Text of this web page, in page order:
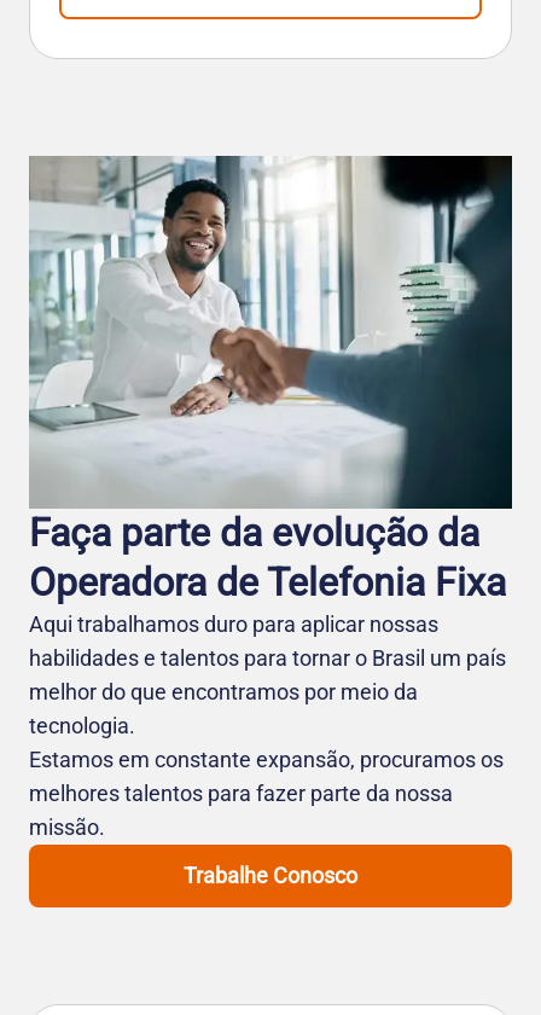
Faça parte da evolução da
Operadora de Telefo nia Fixa
Aqui trabalhamos duro para aplicar nossas
habilidades e talentos para tornar o Brasil um país
melhor do que encontramos por meio da
tecnologia.
Estamos em constante expansão, procuramos os
melhores talentos para fazer parte da nossa
missão.
Trabalhe Conosco